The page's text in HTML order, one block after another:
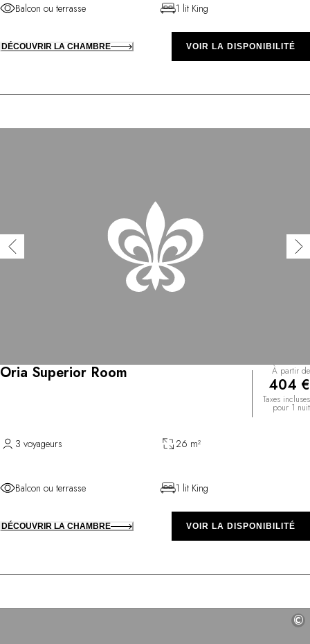
Balcon ou terrasse 1 lit King
DÉCOUVRIR LA CHAMBRE VOIR LA DISPONIBILITÉ
Oria Superior Room À partir de
404 €
Taxes incluses
pour 1 nuit
3 voyageurs 26 m²
Balcon ou terrasse 1 lit King
DÉCOUVRIR LA CHAMBRE VOIR LA DISPONIBILITÉ
©